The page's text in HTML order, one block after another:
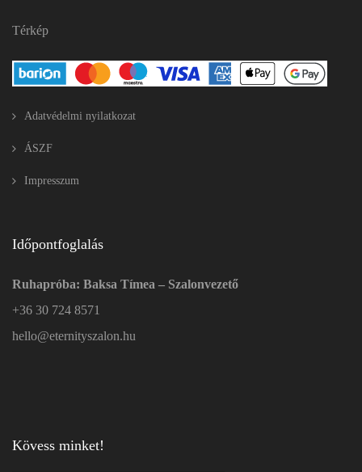
Térkép
Adatvédelmi nyilatkozat
ÁSZF
Impresszum
Időpontfoglalás
Ruhapróba: Baksa Tímea – Szalonvezető
+36 30 724 8571
hello@eternityszalon.hu
Kövess minket!